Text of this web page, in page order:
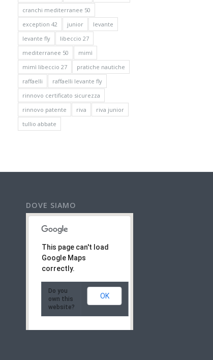
cranchi mediterranee 50
exception 42
junior
levante
levante fly
libeccio 27
mediterranee 50
mimì
mimì libeccio 27
pratiche nautiche
raffaelli
raffaelli levante fly
rinnovo certificato sicurezza
rinnovo patente
riva
riva junior
tullio abbate
DOVE SIAMO
This page can't load
Google Maps
correctly.
Do you
own this
website?
OK